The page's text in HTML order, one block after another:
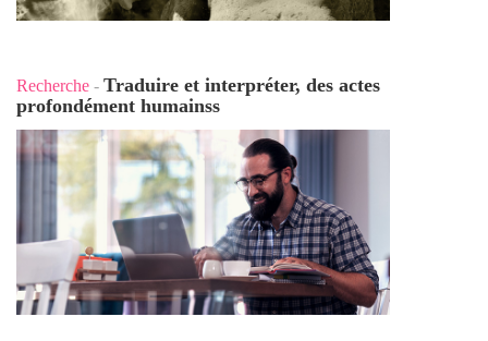
Recherche - Traduire et interpréter, des actes
profondément humainss